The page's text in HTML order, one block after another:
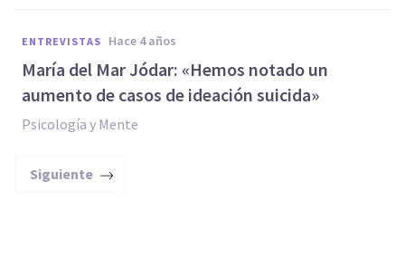
ENTREVISTAS hace 4 años
María del Mar Jódar: «Hemos notado un
aumento de casos de ideación suicida»
Psicología y Mente
Siguiente